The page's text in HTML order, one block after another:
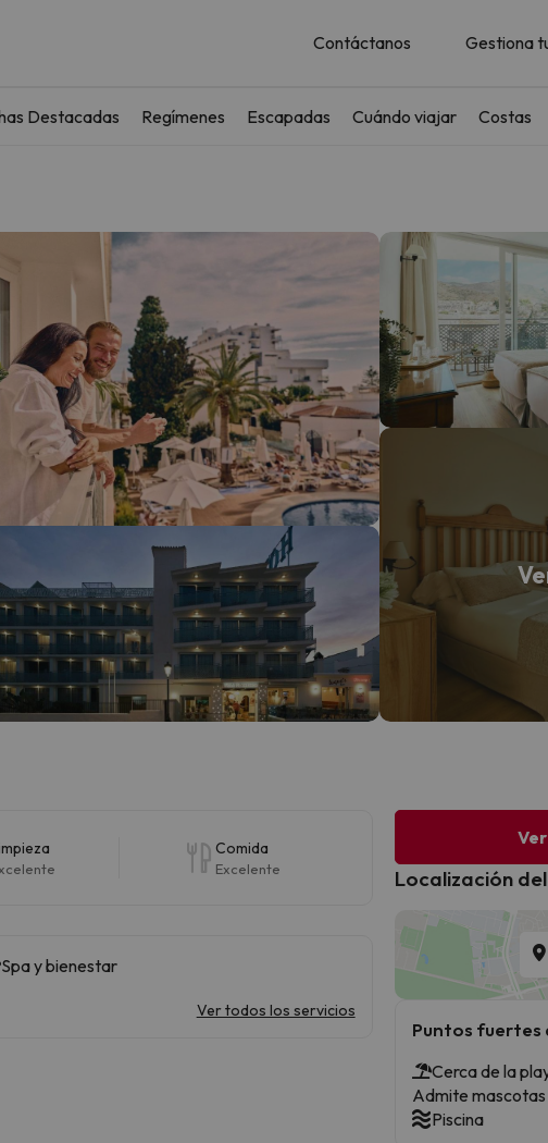
Contáctanos Gestiona
Destacadas Regímenes Escapadas Cuándo viajar Costas
Comida
Excelente
Spa y bienestar
Ver todos los servicios
Localización
Puntos fuertes
Cerca de la
Admite mascotas
Piscina